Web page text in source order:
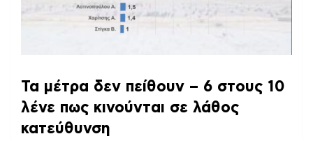
Τα μέτρα δεν πείθουν – 6 στους 10
λένε πως κινούνται σε λάθος
κατεύθυνση